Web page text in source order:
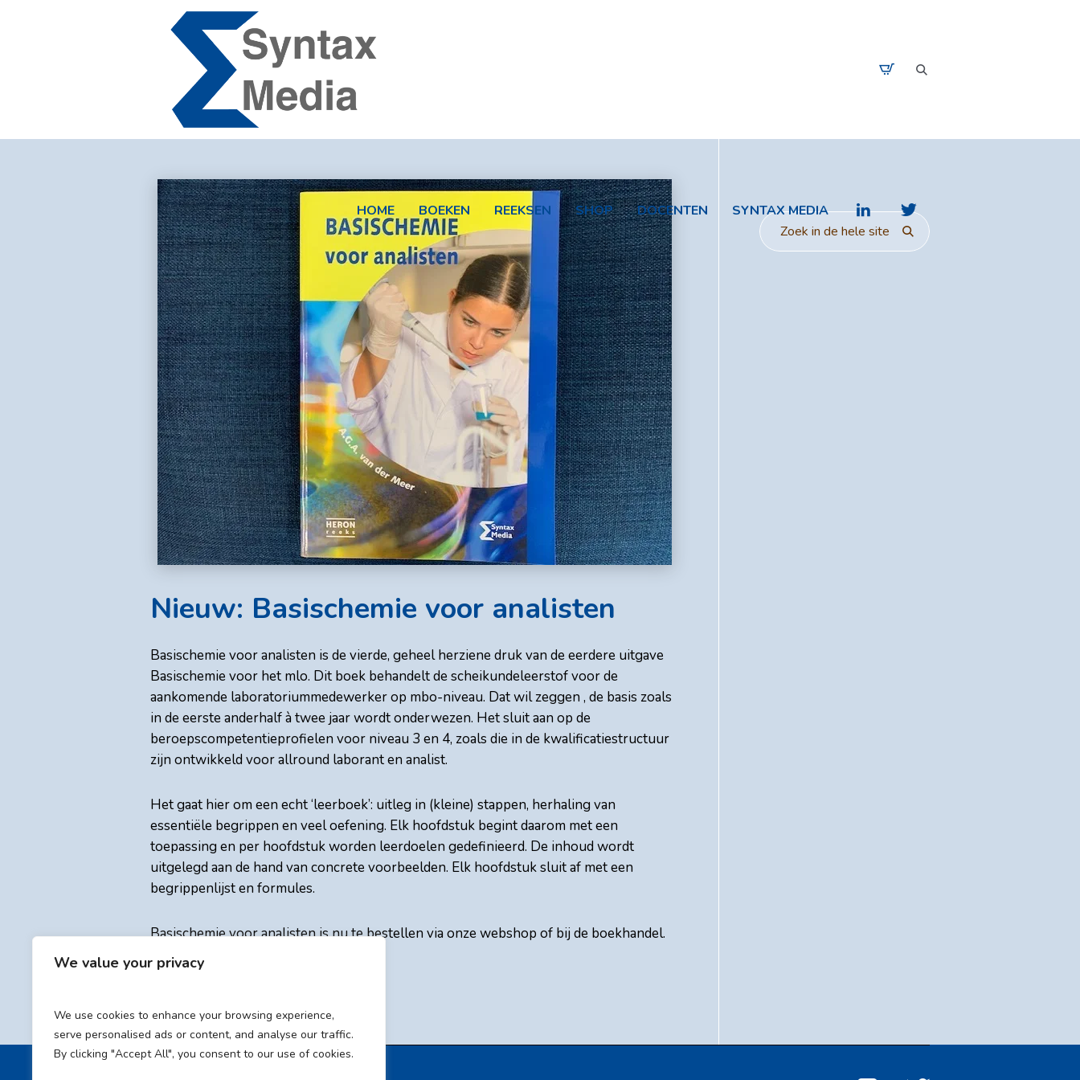
We value your privacy
We use cookies to enhance your browsing experience,
serve personalised ads or content, and analyse our traffic.
By clicking "Accept All", you consent to our use of cookies.
HOME BOEKEN REEKSEN SHOP DOCENTEN SYNTAX MEDIA
Nieuw: Basischemie voor analisten
Basischemie voor analisten is de vierde, geheel herziene druk van de eerdere uitgave
Basischemie voor het mlo. Dit boek behandelt de scheikundeleerstof voor de
aankomende laboratoriummedewerker op mbo-niveau. Dat wil zeggen , de basis zoals
in de eerste anderhalf à twee jaar wordt onderwezen. Het sluit aan op de
beroepscompetentieprofielen voor niveau 3 en 4, zoals die in de kwalificatiestructuur
zijn ontwikkeld voor allround laborant en analist.
Het gaat hier om een echt ‘leerboek’: uitleg in (kleine) stappen, herhaling van
essentiële begrippen en veel oefening. Elk hoofdstuk begint daarom met een
toepassing en per hoofdstuk worden leerdoelen gedefinieerd. De inhoud wordt
uitgelegd aan de hand van concrete voorbeelden. Elk hoofdstuk sluit af met een
begrippenlijst en formules.
Basischemie voor analisten is nu te bestellen via onze webshop of bij de boekhandel.